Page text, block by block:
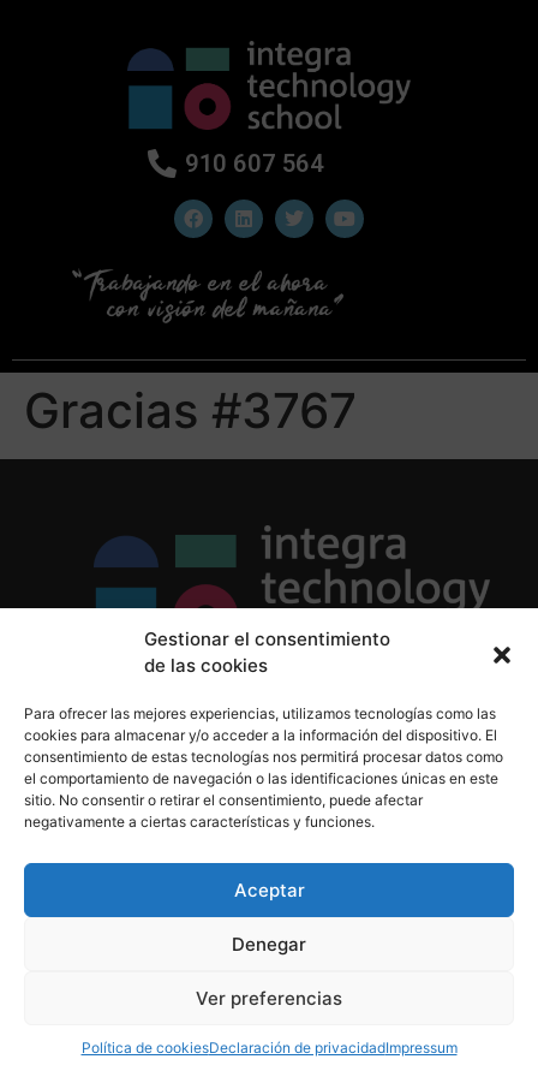
Gestionar el consentimiento
de las cookies
Para ofrecer las mejores experiencias, utilizamos tecnologías como las
cookies para almacenar y/o acceder a la información del dispositivo. El
consentimiento de estas tecnologías nos permitirá procesar datos como
el comportamiento de navegación o las identificaciones únicas en este
sitio. No consentir o retirar el consentimiento, puede afectar
negativamente a ciertas características y funciones.
Aceptar
Denegar
Ver preferencias
Política de cookiesDeclaración de privacidadImpressum
910 607 564
Gracias #3767
Política de Cookies
Aviso Legal
910 607 564
derechos reservados